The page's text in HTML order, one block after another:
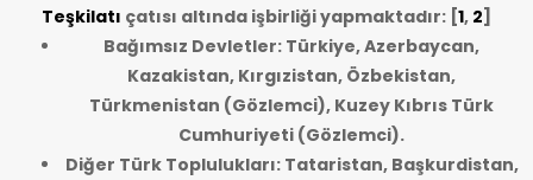
Teşkilatı çatısı altında işbirliği yapmaktadır: [1, 2]
Bağımsız Devletler: Türkiye, Azerbaycan,
Kazakistan, Kırgızistan, Özbekistan,
Türkmenistan (Gözlemci), Kuzey Kıbrıs Türk
Cumhuriyeti (Gözlemci).
Diğer Türk Toplulukları: Tataristan, Başkurdistan,